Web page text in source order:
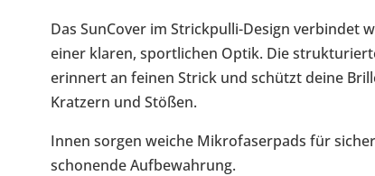
Das SunCover im Strickpulli-Design verbindet
einer klaren, sportlichen Optik. Die
erinnert an feinen Strick und schützt deine
Kratzern und Stößen.
Innen sorgen weiche Mikrofaserpads für
schonende Aufbewahrung.